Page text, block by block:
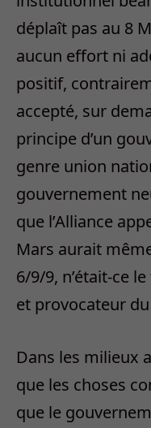
déplaît pas au 8
aucun effort ni
positif,
accepté, sur
principe d’un
genre union
gouvernement
que l’Alliance
Mars aurait
6/9/9, n’était-ce
et provocateur
Dans les milieux
que les choses
que le